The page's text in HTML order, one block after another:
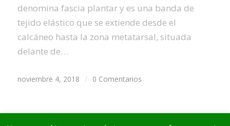
denomina fascia plantar y es una banda de
tejido elástico que se extiende desde el
calcáneo hasta la zona metatarsal, situada
delante de…
noviembre 4, 2018 / 0 Comentarios